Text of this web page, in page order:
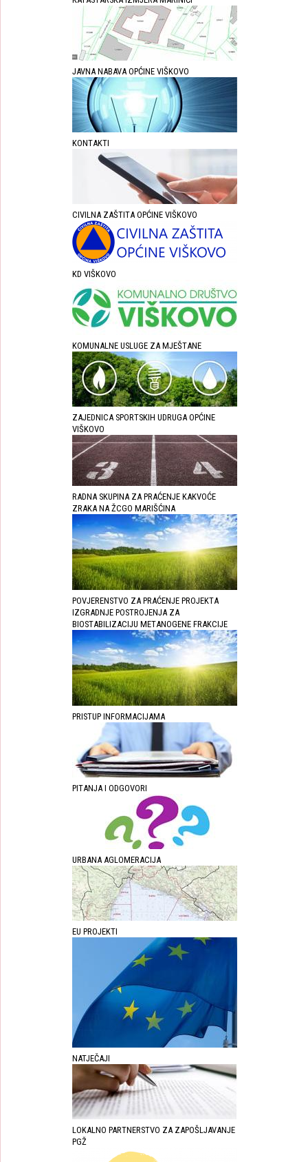
JAVNA NABAVA OPĆINE VIŠKOVO
KONTAKTI
CIVILNA ZAŠTITA OPĆINE VIŠKOVO
KD VIŠKOVO
KOMUNALNE USLUGE ZA MJEŠTANE
ZAJEDNICA SPORTSKIH UDRUGA OPĆINE
VIŠKOVO
RADNA SKUPINA ZA PRAĆENJE KAKVOĆE
ZRAKA NA ŽCGO MARIŠĆINA
POVJERENSTVO ZA PRAĆENJE PROJEKTA
IZGRADNJE POSTROJENJA ZA
BIOSTABILIZACIJU METANOGENE FRAKCIJE
PRISTUP INFORMACIJAMA
PITANJA I ODGOVORI
URBANA AGLOMERACIJA
EU PROJEKTI
NATJEČAJI
LOKALNO PARTNERSTVO ZA ZAPOŠLJAVANJE
PGŽ